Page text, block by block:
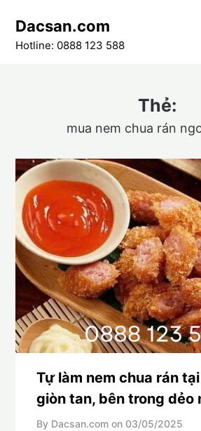
content
Dacsan.com
Hotline: 0888 123 588
Thẻ:
mua nem chua rán
Tự làm nem chua rán
giòn tan, bên trong dẻo
By Dacsan.com on 03/05/2025